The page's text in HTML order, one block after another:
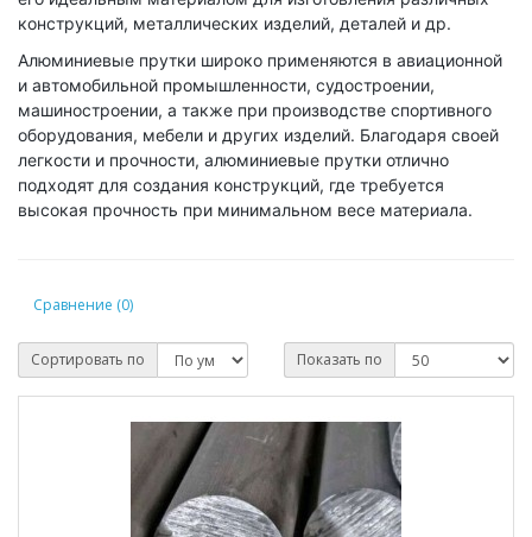
конструкций, металлических изделий, деталей и др.
Алюминиевые прутки широко применяются в авиационной
и автомобильной промышленности, судостроении,
машиностроении, а также при производстве спортивного
оборудования, мебели и других изделий. Благодаря своей
легкости и прочности, алюминиевые прутки отлично
подходят для создания конструкций, где требуется
высокая прочность при минимальном весе материала.
Сравнение (0)
Сортировать по Показать по